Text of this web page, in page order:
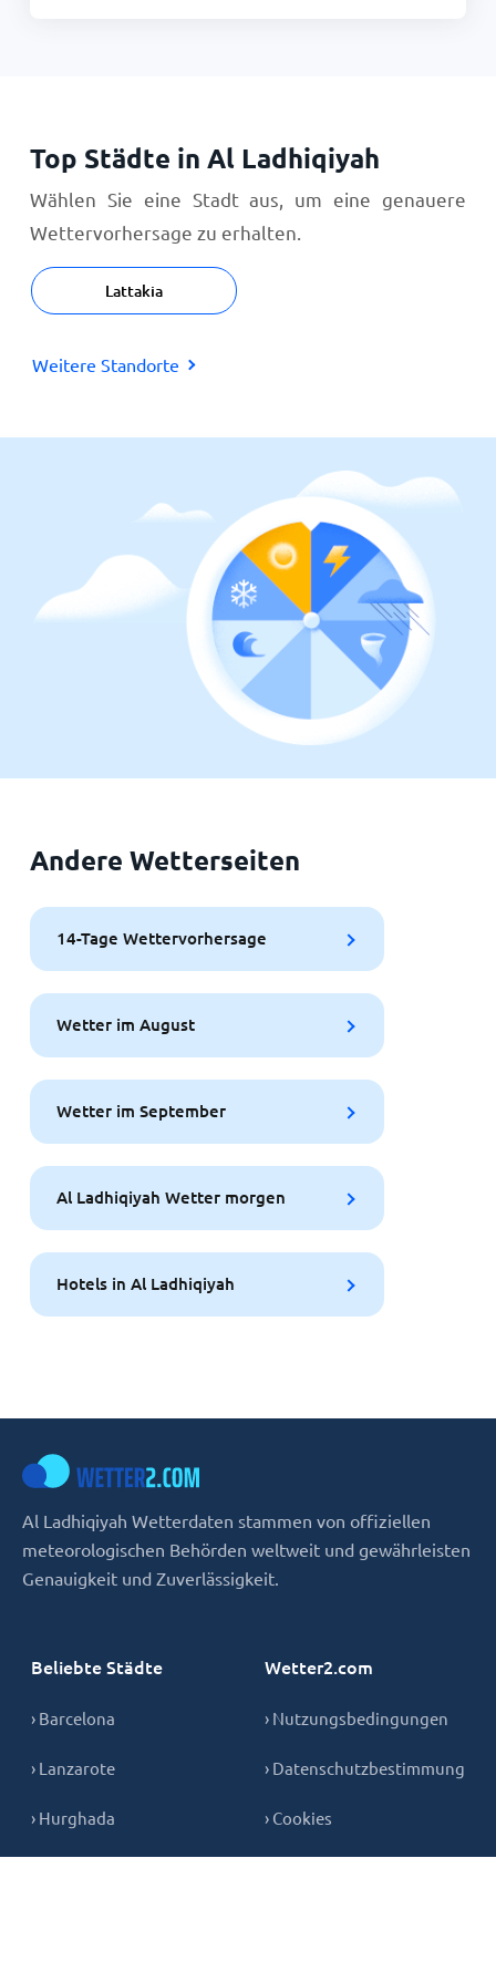
Top Städte in Al Ladhiqiyah
Wählen Sie eine Stadt aus, um eine genauere
Wettervorhersage zu erhalten.
Lattakia
Weitere Standorte
Andere Wetterseiten
14-Tage Wettervorhersage
Wetter im August
Wetter im September
Al Ladhiqiyah Wetter morgen
Hotels in Al Ladhiqiyah
Al Ladhiqiyah Wetterdaten stammen von offiziellen
meteorologischen Behörden weltweit und gewährleisten
Genauigkeit und Zuverlässigkeit.
Beliebte Städte
› Barcelona
› Lanzarote
› Hurghada
Wetter2.com
› Nutzungsbedingungen
› Datenschutzbestimmung
› Cookies